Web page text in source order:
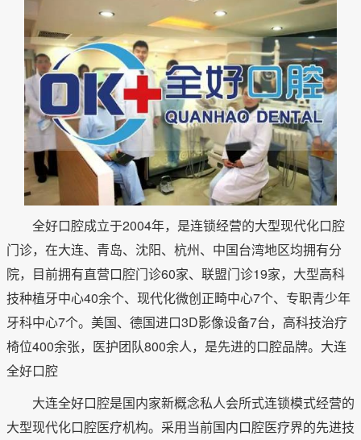
全好口腔成立于2004年，是连锁经营的大型现代化口腔
门诊，在大连、青岛、沈阳、杭州、中国台湾地区均拥有分
院，目前拥有直营口腔门诊60家、联盟门诊19家，大型高科
技种植牙中心40余个、现代化微创正畸中心7个、专职青少年
牙科中心7个。美国、德国进口3D影像设备7台，高科技治疗
椅位400余张，医护团队800余人，是先进的口腔品牌。大连
全好口腔
大连全好口腔是国内家新概念私人会所式连锁模式经营的
大型现代化口腔医疗机构。采用当前国内口腔医疗界的先进技